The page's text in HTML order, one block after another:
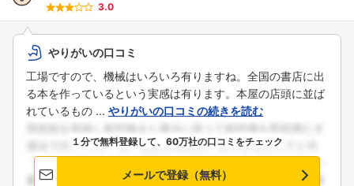
3.0
やりがいの口コミ
工場ですので、機械はいろいろ有りますね。全国の書店に出
る本を作っているという実感は有ります。本屋の店頭に並ば
れているもの ... やりがいの口コミの続きを読む
１分で無料登録して、60万社の口コミをチェック
メールで登録（無料）